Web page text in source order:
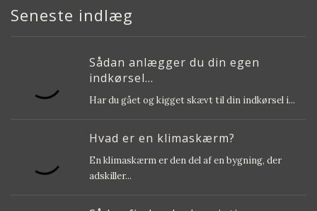
Seneste indlæg
Sådan anlægger du din egen
indkørsel...
Har du gået og kigget skævt til din indkørsel i...
Hvad er en klimaskærm?
En klimaskærm er den del af en bygning, der
adskiller...